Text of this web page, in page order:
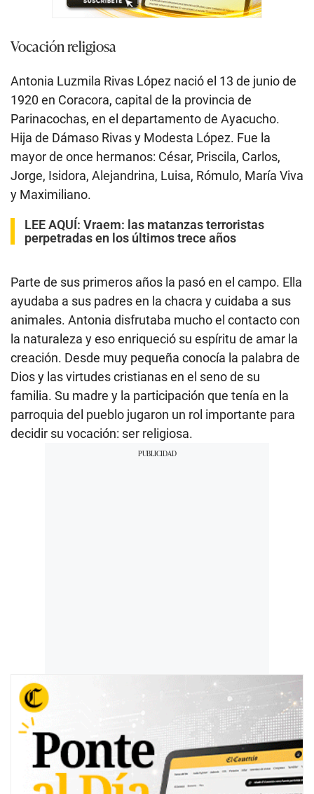
Vocación religiosa
Antonia Luzmila Rivas López nació el 13 de junio de
1920 en Coracora, capital de la provincia de
Parinacochas, en el departamento de Ayacucho.
Hija de Dámaso Rivas y Modesta López. Fue la
mayor de once hermanos: César, Priscila, Carlos,
Jorge, Isidora, Alejandrina, Luisa, Rómulo, María Viva
y Maximiliano.
LEE AQUÍ: Vraem: las matanzas terroristas
perpetradas en los últimos trece años
Parte de sus primeros años la pasó en el campo. Ella
ayudaba a sus padres en la chacra y cuidaba a sus
animales. Antonia disfrutaba mucho el contacto con
la naturaleza y eso enriqueció su espíritu de amar la
creación. Desde muy pequeña conocía la palabra de
Dios y las virtudes cristianas en el seno de su
familia. Su madre y la participación que tenía en la
parroquia del pueblo jugaron un rol importante para
decidir su vocación: ser religiosa.